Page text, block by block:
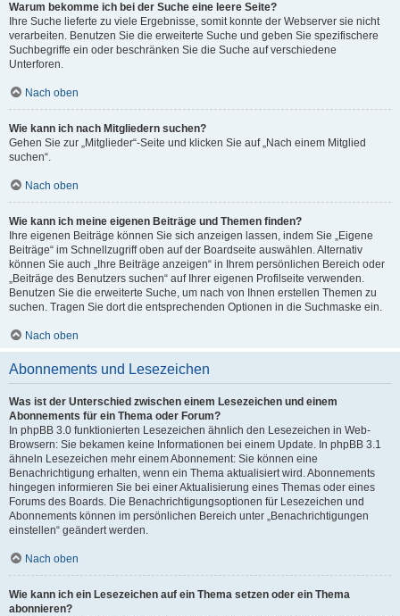
Warum bekomme ich bei der Suche eine leere Seite?
Ihre Suche lieferte zu viele Ergebnisse, somit konnte der Webserver sie nicht
verarbeiten. Benutzen Sie die erweiterte Suche und geben Sie spezifischere
Suchbegriffe ein oder beschränken Sie die Suche auf verschiedene
Unterforen.
Nach oben
Wie kann ich nach Mitgliedern suchen?
Gehen Sie zur „Mitglieder“-Seite und klicken Sie auf „Nach einem Mitglied
suchen“.
Nach oben
Wie kann ich meine eigenen Beiträge und Themen finden?
Ihre eigenen Beiträge können Sie sich anzeigen lassen, indem Sie „Eigene
Beiträge“ im Schnellzugriff oben auf der Boardseite auswählen. Alternativ
können Sie auch „Ihre Beiträge anzeigen“ in Ihrem persönlichen Bereich oder
„Beiträge des Benutzers suchen“ auf Ihrer eigenen Profilseite verwenden.
Benutzen Sie die erweiterte Suche, um nach von Ihnen erstellen Themen zu
suchen. Tragen Sie dort die entsprechenden Optionen in die Suchmaske ein.
Nach oben
Abonnements und Lesezeichen
Was ist der Unterschied zwischen einem Lesezeichen und einem
Abonnements für ein Thema oder Forum?
In phpBB 3.0 funktionierten Lesezeichen ähnlich den Lesezeichen in Web-
Browsern: Sie bekamen keine Informationen bei einem Update. In phpBB 3.1
ähneln Lesezeichen mehr einem Abonnement: Sie können eine
Benachrichtigung erhalten, wenn ein Thema aktualisiert wird. Abonnements
hingegen informieren Sie bei einer Aktualisierung eines Themas oder eines
Forums des Boards. Die Benachrichtigungsoptionen für Lesezeichen und
Abonnements können im persönlichen Bereich unter „Benachrichtigungen
einstellen“ geändert werden.
Nach oben
Wie kann ich ein Lesezeichen auf ein Thema setzen oder ein Thema
abonnieren?